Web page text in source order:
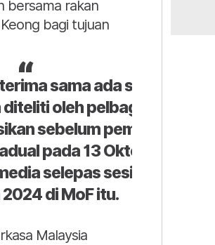
bersama rakan
bagi tujuan
sama ada secara fizikal
oleh pelbagai pihak,
sebelum pembentangan
pada 13 Oktober depan,”
selepas sesi libat urus
di MoF itu.
Malaysia